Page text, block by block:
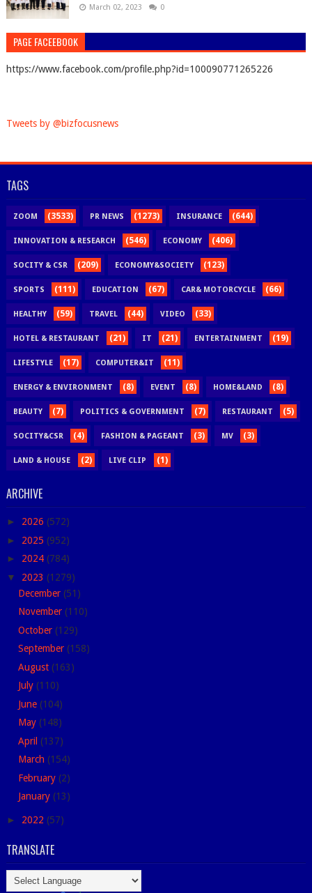
March 02, 2023 0
PAGE FACEEBOOK
https://www.facebook.com/profile.php?id=100090771265226
Tweets by @bizfocusnews
TAGS
ZOOM (3533) PR NEWS (1273) INSURANCE (644)
INNOVATION & RESEARCH (546) ECONOMY (406)
SOCITY & CSR (209) ECONOMY&SOCIETY (123)
SPORTS (111) EDUCATION (67) CAR& MOTORCYCLE (66)
HEALTHY (59) TRAVEL (44) VIDEO (33)
HOTEL & RESTAURANT (21) IT (21) ENTERTAINMENT (19)
LIFESTYLE (17) COMPUTER&IT (11)
ENERGY & ENVIRONMENT (8) EVENT (8) HOME&LAND (8)
BEAUTY (7) POLITICS & GOVERNMENT (7) RESTAURANT (5)
SOCITY&CSR (4) FASHION & PAGEANT (3) MV (3)
LAND & HOUSE (2) LIVE CLIP (1)
ARCHIVE
► 2026 (572)
► 2025 (952)
► 2024 (784)
▼ 2023 (1279)
December (51)
November (110)
October (129)
September (158)
August (163)
July (110)
June (104)
May (148)
April (137)
March (154)
February (2)
January (13)
► 2022 (57)
TRANSLATE